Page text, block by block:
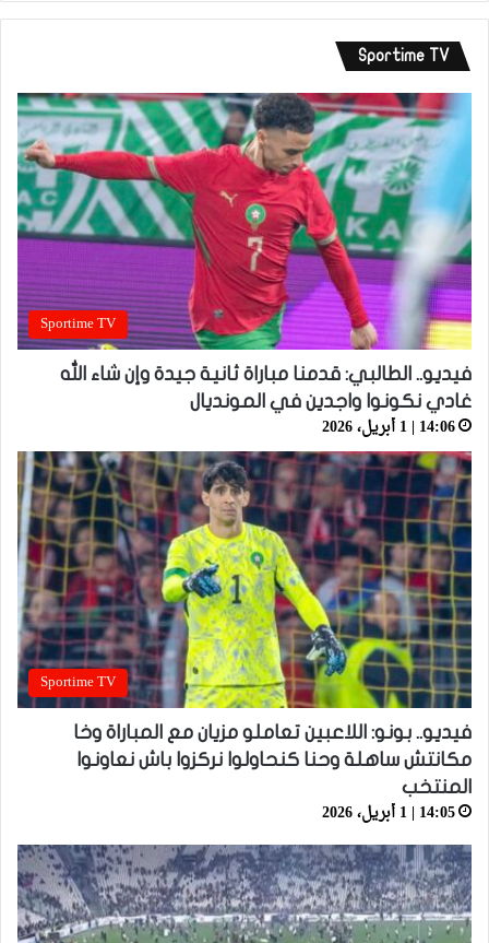
Sportime TV
Sportime TV
فيديو.. الطالبي: قدمنا مباراة ثانية جيدة وإن شاء الله
غادي نكونوا واجدين في المونديال
14:06 | 1 أبريل، 2026
Sportime TV
فيديو.. بونو: اللاعبين تعاملو مزيان مع المباراة وخا
مكانتش ساهلة وحنا كنحاولوا نركزوا باش نعاونوا
المنتخب
14:05 | 1 أبريل، 2026